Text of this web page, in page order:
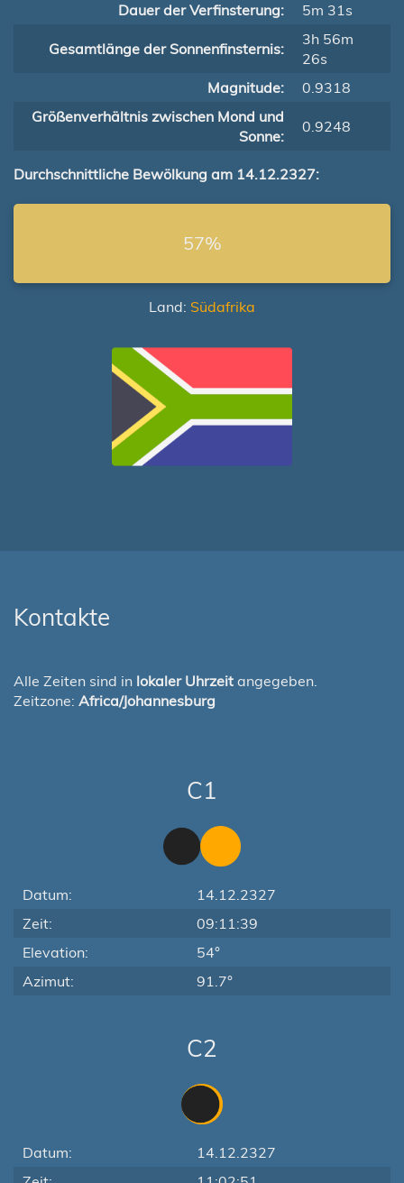
Dauer der Verfinsterung:
5m 31s
Gesamtlänge der Sonnenfinsternis:
3h 56m
26s
Magnitude:
0.9318
Größenverhältnis zwischen Mond und
Sonne:
0.9248
Durchschnittliche Bewölkung am 14.12.2327:
57%
Land: Südafrika
Kontakte
Alle Zeiten sind in lokaler Uhrzeit angegeben.
Zeitzone: Africa/Johannesburg
C1
Datum:
14.12.2327
Zeit:
09:11:39
Elevation:
54°
Azimut:
91.7°
C2
Datum:
14.12.2327